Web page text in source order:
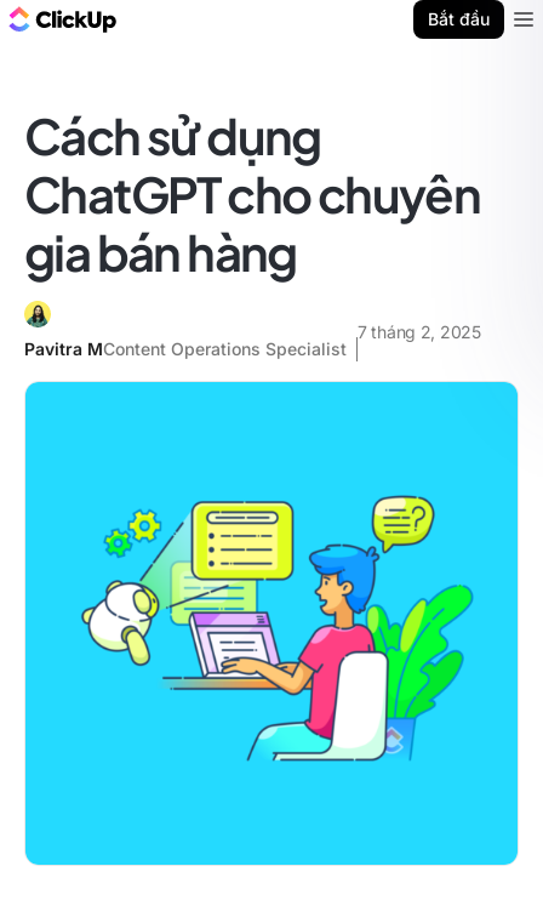
Bắt đầu
Cách sử dụng
ChatGPT cho chuyên
gia bán hàng
Pavitra MContent Operations Specialist
7 tháng 2, 2025